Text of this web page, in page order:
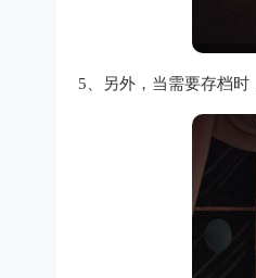
5、另外，当需要存档